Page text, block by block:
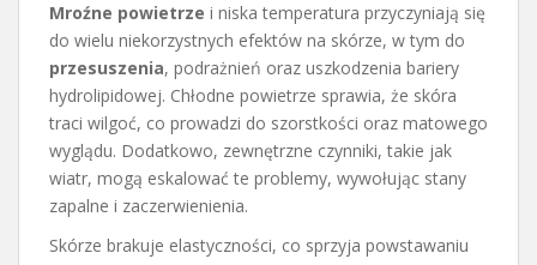
Mroźne powietrze i niska temperatura przyczyniają się
do wielu niekorzystnych efektów na skórze, w tym do
przesuszenia, podrażnień oraz uszkodzenia bariery
hydrolipidowej. Chłodne powietrze sprawia, że skóra
traci wilgoć, co prowadzi do szorstkości oraz matowego
wyglądu. Dodatkowo, zewnętrzne czynniki, takie jak
wiatr, mogą eskalować te problemy, wywołując stany
zapalne i zaczerwienienia.
Skórze brakuje elastyczności, co sprzyja powstawaniu